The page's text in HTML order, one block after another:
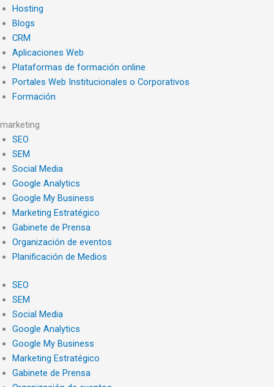
Hosting
Blogs
CRM
Aplicaciones Web
Plataformas de formación online
Portales Web Institucionales o Corporativos
Formación
marketing
SEO
SEM
Social Media
Google Analytics
Google My Business
Marketing Estratégico
Gabinete de Prensa
Organización de eventos
Planificación de Medios
SEO
SEM
Social Media
Google Analytics
Google My Business
Marketing Estratégico
Gabinete de Prensa